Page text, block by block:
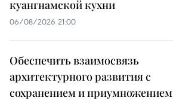
куангнамской кухни
06/08/2026 21:00
Обеспечить взаимосвязь
архитектурного развития с
сохранением и приумножением